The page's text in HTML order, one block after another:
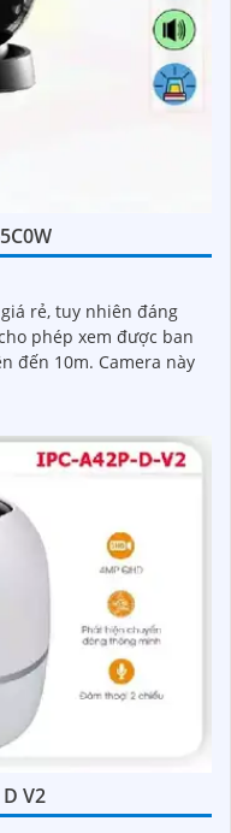
giá rẻ, tuy nhiên đáng
phép xem được ban
Camera này
V2